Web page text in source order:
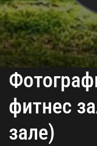
фитнес
зале)